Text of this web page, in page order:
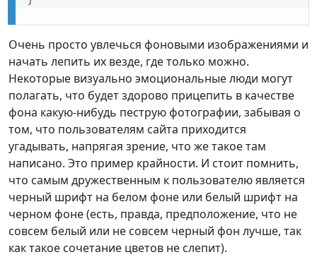
Очень просто увлечься фоновыми изображениями и
начать лепить их везде, где только можно.
Некоторые визуально эмоциональные люди могут
полагать, что будет здорово прицепить в качестве
фона какую-нибудь пеструю фотографии, забывая о
том, что пользователям сайта приходится
угадывать, напрягая зрение, что же такое там
написано. Это пример крайности. И стоит помнить,
что самым дружественным к пользователю является
черный шрифт на белом фоне или белый шрифт на
черном фоне (есть, правда, предположение, что не
совсем белый или не совсем черный фон лучше, так
как такое сочетание цветов не слепит).